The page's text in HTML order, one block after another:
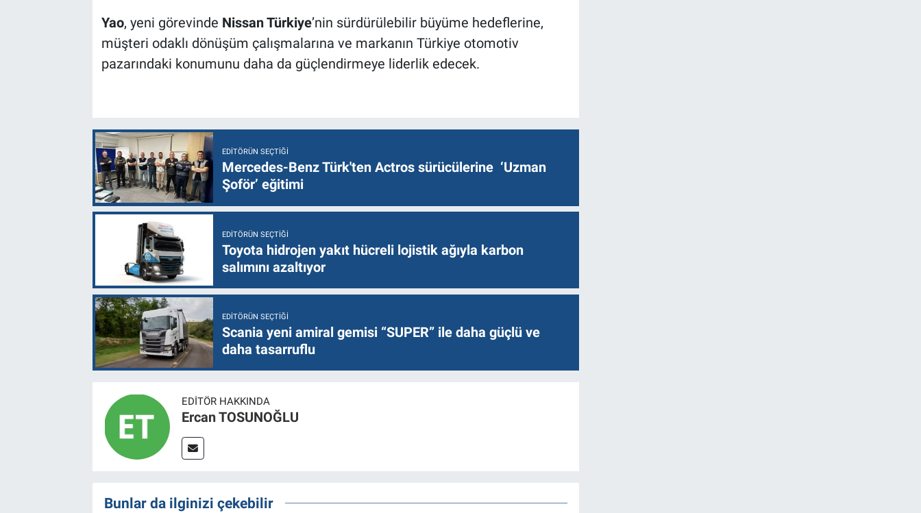
Yao, yeni görevinde Nissan Türkiye’nin sürdürülebilir büyüme hedeflerine,
müşteri odaklı dönüşüm çalışmalarına ve markanın Türkiye otomotiv
pazarındaki konumunu daha da güçlendirmeye liderlik edecek.
EDITÖRÜN SEÇTIĞI
Mercedes-Benz Türk'ten Actros sürücülerine ‘Uzman
Şoför’ eğitimi
EDITÖRÜN SEÇTIĞI
Toyota hidrojen yakıt hücreli lojistik ağıyla karbon
salımını azaltıyor
EDITÖRÜN SEÇTIĞI
Scania yeni amiral gemisi “SUPER” ile daha güçlü ve
daha tasarruflu
EDITÖR HAKKINDA
Ercan TOSUNOĞLU
Bunlar da ilginizi çekebilir